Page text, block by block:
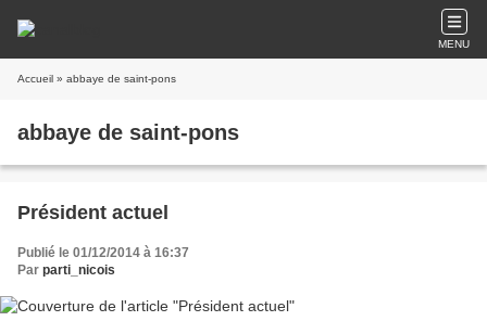
MENU
Accueil » abbaye de saint-pons
abbaye de saint-pons
Président actuel
Publié le 01/12/2014 à 16:37
Par parti_nicois